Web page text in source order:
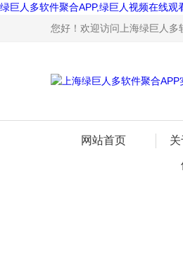
绿巨人多软件聚合APP,绿巨人视频在线
您好！欢迎访问上海绿巨人
网站首页